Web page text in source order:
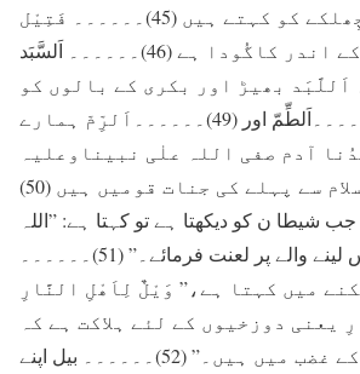
قِطْمِیْر انڈے کے چِھلکے کو کہتے ہیں (45)۔۔۔۔۔۔ فَتِیْل
سے مراد گٹھلی کے اندر کاگُودا ہے (46)۔۔۔۔۔۔ اَلسَّبَد
اَللَّبَد بھیڑ اور بکری کے بالوں کو
کہتے ہیں۔ (48)۔۔۔۔۔۔اَلطِّمّ اور (49)۔۔۔۔۔۔اَلرِّمّ ہمارے
آدم صفی اللہ علٰی نبیناوعلیہ
الصلٰوۃ و السلام سے پہلے کی جنات قومیں ہیں (50)
شیطا ن کو دیکھتا ہے تو کہتا ہے: ”اللہ
عَزَّوَجَلَّ(ناجائز) ٹیکس لینے والے پر لعنت فرمائے۔” (51)۔۔۔۔۔۔
میں کہتا ہے،” وَیْلٌ لِاَھْلِ النَّارِ
یعنی دوزخیوں کے لئے ہلاکت ہے کہ
اللہ تعالیٰ کے غضب میں ہیں۔” (52)۔۔۔۔۔۔ بیل اپنے